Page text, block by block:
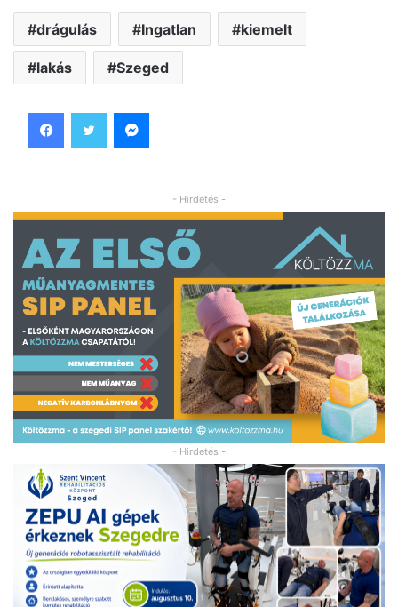
drágulás Ingatlan kiemelt
lakás Szeged
- Hirdetés -
- Hirdetés -